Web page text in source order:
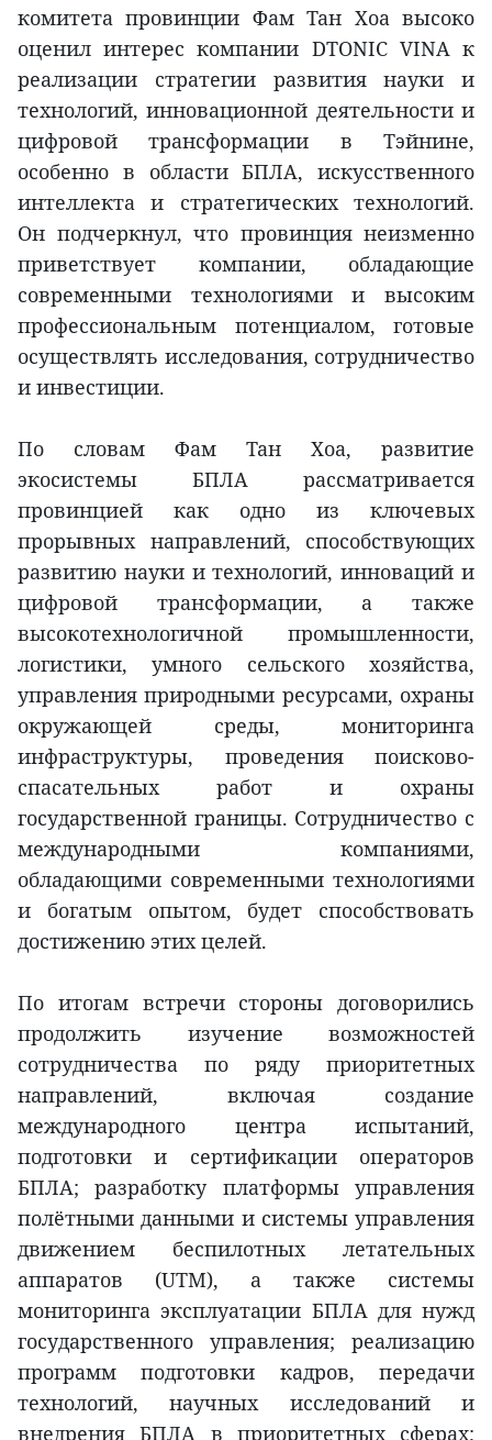
комитета провинции Фам Тан Хоа высоко
оценил интерес компании DTONIC VINA к
реализации стратегии развития науки и
технологий, инновационной деятельности и
цифровой трансформации в Тэйнине,
особенно в области БПЛА, искусственного
интеллекта и стратегических технологий.
Он подчеркнул, что провинция неизменно
приветствует компании, обладающие
современными технологиями и высоким
профессиональным потенциалом, готовые
осуществлять исследования, сотрудничество
и инвестиции.
По словам Фам Тан Хоа, развитие
экосистемы БПЛА рассматривается
провинцией как одно из ключевых
прорывных направлений, способствующих
развитию науки и технологий, инноваций и
цифровой трансформации, а также
высокотехнологичной промышленности,
логистики, умного сельского хозяйства,
управления природными ресурсами, охраны
окружающей среды, мониторинга
инфраструктуры, проведения поисково-
спасательных работ и охраны
государственной границы. Сотрудничество с
международными компаниями,
обладающими современными технологиями
и богатым опытом, будет способствовать
достижению этих целей.
По итогам встречи стороны договорились
продолжить изучение возможностей
сотрудничества по ряду приоритетных
направлений, включая создание
международного центра испытаний,
подготовки и сертификации операторов
БПЛА; разработку платформы управления
полётными данными и системы управления
движением беспилотных летательных
аппаратов (UTM), а также системы
мониторинга эксплуатации БПЛА для нужд
государственного управления; реализацию
программ подготовки кадров, передачи
технологий, научных исследований и
внедрения БПЛА в приоритетных сферах;